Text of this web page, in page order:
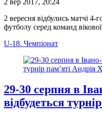
2 вер 2017, 20:24
2 вересня відбулись матчі 4-
футболу серед команд
U-18. Чемпіонат
29-30 серпня в
відбудеться